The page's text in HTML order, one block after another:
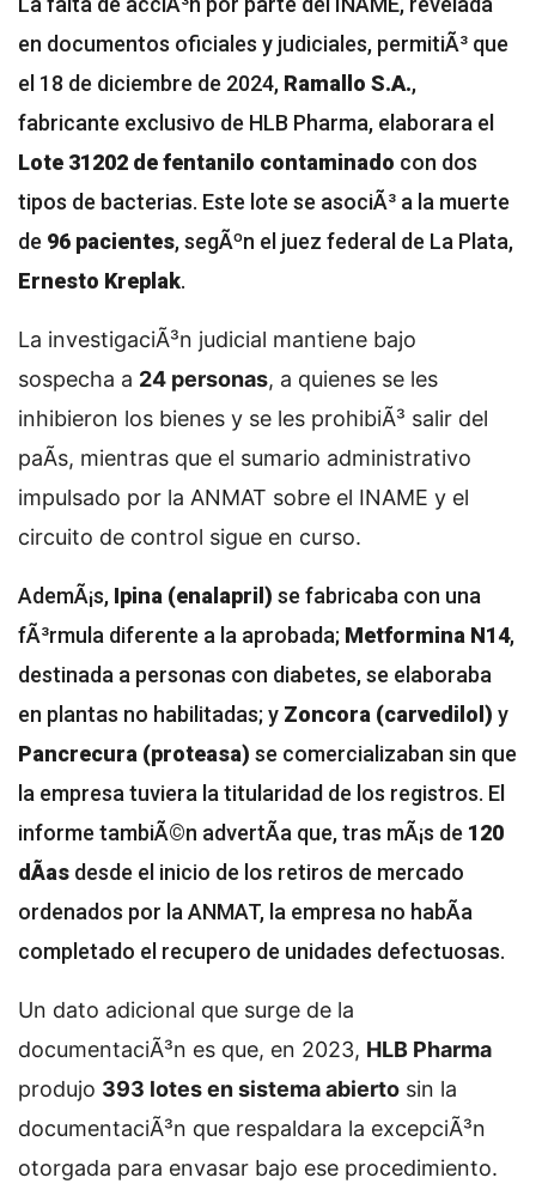
en documentos oficiales y judiciales, permitiÃ³ que
el 18 de diciembre de 2024, Ramallo S.A.,
fabricante exclusivo de HLB Pharma, elaborara el
Lote 31202 de fentanilo contaminado con dos
tipos de bacterias. Este lote se asociÃ³ a la muerte
de 96 pacientes, segÃºn el juez federal de La Plata,
Ernesto Kreplak.
La investigaciÃ³n judicial mantiene bajo
sospecha a 24 personas, a quienes se les
inhibieron los bienes y se les prohibiÃ³ salir del
paÃ­s, mientras que el sumario administrativo
impulsado por la ANMAT sobre el INAME y el
circuito de control sigue en curso.
AdemÃ¡s, Ipina (enalapril) se fabricaba con una
fÃ³rmula diferente a la aprobada; Metformina N14,
destinada a personas con diabetes, se elaboraba
en plantas no habilitadas; y Zoncora (carvedilol) y
Pancrecura (proteasa) se comercializaban sin que
la empresa tuviera la titularidad de los registros. El
informe tambiÃ©n advertÃ­a que, tras mÃ¡s de 120
dÃ­as desde el inicio de los retiros de mercado
ordenados por la ANMAT, la empresa no habÃ­a
completado el recupero de unidades defectuosas.
Un dato adicional que surge de la
documentaciÃ³n es que, en 2023, HLB Pharma
produjo 393 lotes en sistema abierto sin la
documentaciÃ³n que respaldara la excepciÃ³n
otorgada para envasar bajo ese procedimiento.